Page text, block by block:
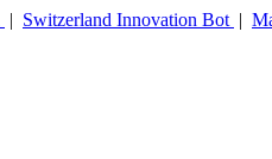
| Switzerland Innovation Bot |